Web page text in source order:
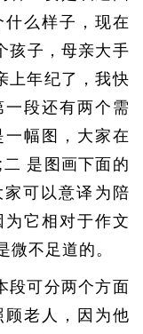
么样子，现在
孩子，母亲大手
上年纪了，我快
段还有两个需
幅图，大家在
是图画下面的
家可以意译为陪
它相对于作文
微不足道的。
段可分两个方面
老人，因为他